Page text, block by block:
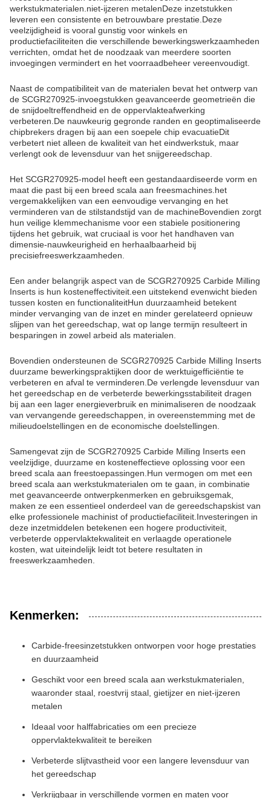
werkstukmaterialen.niet-ijzeren metalenDeze inzetstukken
leveren een consistente en betrouwbare prestatie.Deze
veelzijdigheid is vooral gunstig voor winkels en
productiefaciliteiten die verschillende bewerkingswerkzaamheden
verrichten, omdat het de noodzaak van meerdere soorten
invoegingen vermindert en het voorraadbeheer vereenvoudigt.
Naast de compatibiliteit van de materialen bevat het ontwerp van
de SCGR270925-invoegstukken geavanceerde geometrieën die
de snijdoeltreffendheid en de oppervlakteafwerking
verbeteren.De nauwkeurig gegronde randen en geoptimaliseerde
chipbrekers dragen bij aan een soepele chip evacuatieDit
verbetert niet alleen de kwaliteit van het eindwerkstuk, maar
verlengt ook de levensduur van het snijgereedschap.
Het SCGR270925-model heeft een gestandaardiseerde vorm en
maat die past bij een breed scala aan freesmachines.het
vergemakkelijken van een eenvoudige vervanging en het
verminderen van de stilstandstijd van de machineBovendien zorgt
hun veilige klemmechanisme voor een stabiele positionering
tijdens het gebruik, wat cruciaal is voor het handhaven van
dimensie-nauwkeurigheid en herhaalbaarheid bij
precisiefreeswerkzaamheden.
Een ander belangrijk aspect van de SCGR270925 Carbide Milling
Inserts is hun kosteneffectiviteit.een uitstekend evenwicht bieden
tussen kosten en functionaliteitHun duurzaamheid betekent
minder vervanging van de inzet en minder gerelateerd opnieuw
slijpen van het gereedschap, wat op lange termijn resulteert in
besparingen in zowel arbeid als materialen.
Bovendien ondersteunen de SCGR270925 Carbide Milling Inserts
duurzame bewerkingspraktijken door de werktuigefficiëntie te
verbeteren en afval te verminderen.De verlengde levensduur van
het gereedschap en de verbeterde bewerkingsstabiliteit dragen
bij aan een lager energieverbruik en minimaliseren de noodzaak
van vervangende gereedschappen, in overeenstemming met de
milieudoelstellingen en de economische doelstellingen.
Samengevat zijn de SCGR270925 Carbide Milling Inserts een
veelzijdige, duurzame en kosteneffectieve oplossing voor een
breed scala aan freestoepassingen.Hun vermogen om met een
breed scala aan werkstukmaterialen om te gaan, in combinatie
met geavanceerde ontwerpkenmerken en gebruiksgemak,
maken ze een essentieel onderdeel van de gereedschapskist van
elke professionele machinist of productiefaciliteit.Investeringen in
deze inzetmiddelen betekenen een hogere productiviteit,
verbeterde oppervlaktekwaliteit en verlaagde operationele
kosten, wat uiteindelijk leidt tot betere resultaten in
freeswerkzaamheden.
Kenmerken:
Carbide-freesinzetstukken ontworpen voor hoge prestaties
en duurzaamheid
Geschikt voor een breed scala aan werkstukmaterialen,
waaronder staal, roestvrij staal, gietijzer en niet-ijzeren
metalen
Ideaal voor halffabricaties om een precieze
oppervlaktekwaliteit te bereiken
Verbeterde slijtvastheid voor een langere levensduur van
het gereedschap
Verkrijgbaar in verschillende vormen en maten voor